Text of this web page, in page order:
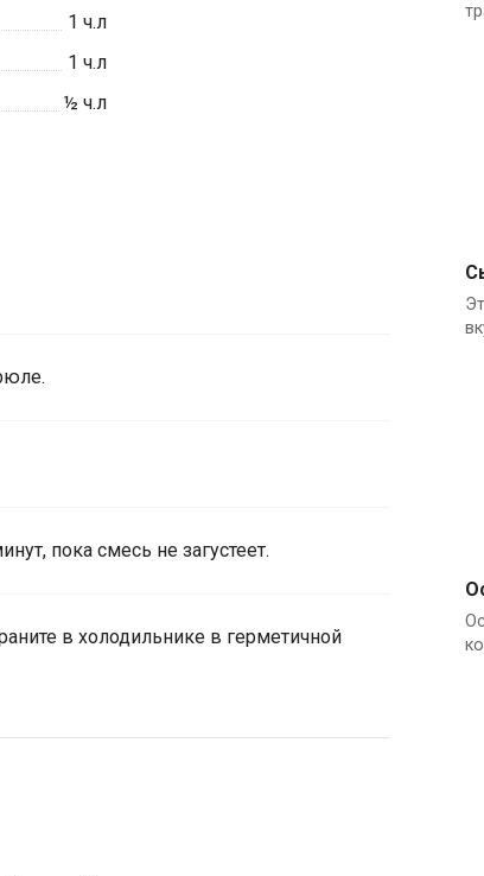
1 ч.л
1 ч.л
½ ч.л
пока смесь не загустеет.
в холодильнике в герметичной